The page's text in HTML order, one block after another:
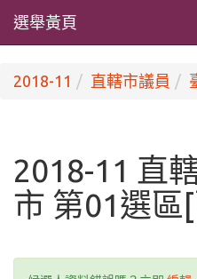
選舉黃頁
2018-11 直轄市議員
2018-11 直
市 第01選區